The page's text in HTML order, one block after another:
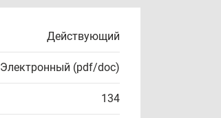
Действующий
Электронный (pdf/doc)
134